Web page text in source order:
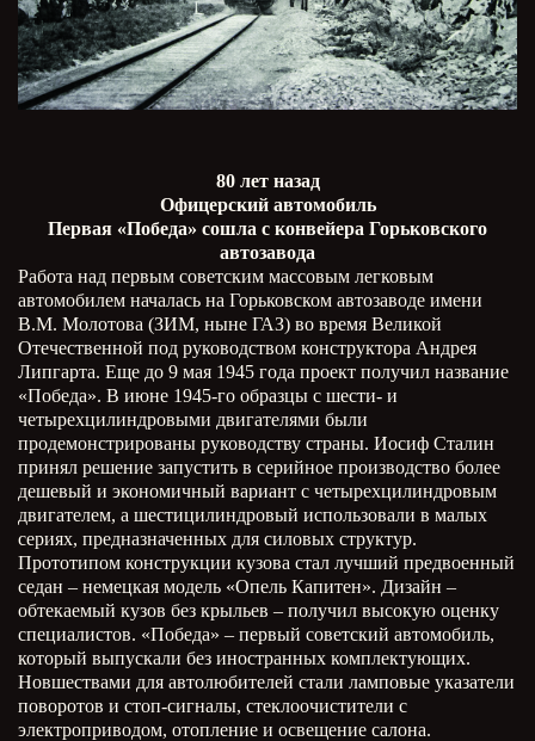
80 лет назад
Офицерский автомобиль
Первая «Победа» сошла с конвейера Горьковского
автозавода
Работа над первым советским массовым легковым
автомобилем началась на Горьковском автозаводе имени
В.М. Молотова (ЗИМ, ныне ГАЗ) во время Великой
Отечественной под руководством конструктора Андрея
Липгарта. Еще до 9 мая 1945 года проект получил название
«Победа». В июне 1945-го образцы с шести- и
четырехцилиндровыми двигателями были
продемонстрированы руководству страны. Иосиф Сталин
принял решение запустить в серийное производство более
дешевый и экономичный вариант с четырехцилиндровым
двигателем, а шестицилиндровый использовали в малых
сериях, предназначенных для силовых структур.
Прототипом конструкции кузова стал лучший предвоенный
седан – немецкая модель «Опель Капитен». Дизайн –
обтекаемый кузов без крыльев – получил высокую оценку
специалистов. «Победа» – первый советский автомобиль,
который выпускали без иностранных комплектующих.
Новшествами для автолюбителей стали ламповые указатели
поворотов и стоп-сигналы, стеклоочистители с
электроприводом, отопление и освещение салона.